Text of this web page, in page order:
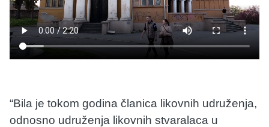
“Bila je tokom godina članica likovnih udruženja,
odnosno udruženja likovnih stvaralaca u